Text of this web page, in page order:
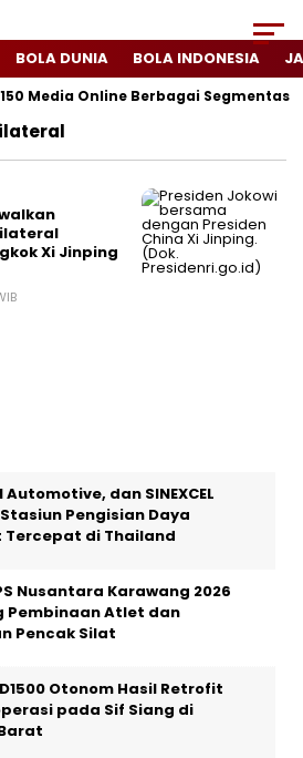
BOLA DUNIA BOLA INDONESIA
Media Online Berbagai Segmentasi
Xi Jinping
Automotive, dan SINEXCEL
Pengisian Daya
di Thailand
Nusantara Karawang 2026
Pembinaan Atlet dan
Pencak Silat
Otonom Hasil Retrofit
pada Sif Siang di